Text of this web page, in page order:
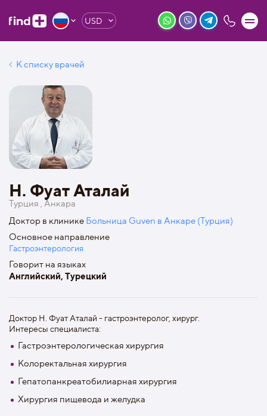
USD
К списку врачей
H. Фуат Аталай
Турция , Анкара
Доктор в клинике Больница Guven в Анкаре (Турция)
Основное направление
Гастроэнтерология
Говорит на языках
Английский, Турецкий
Доктор H. Фуат Аталай - гастроэнтеролог, хирург.
Интересы специалиста:
Гастроэнтерологическая хирургия
Колоректальная хирургия
Гепатопанкреатобилиарная хирургия
Хирургия пищевода и желудка